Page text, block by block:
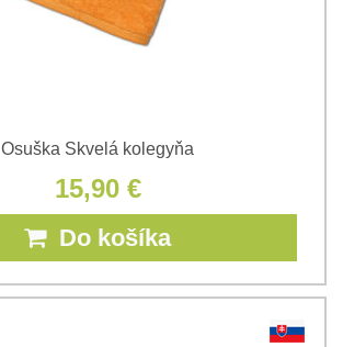
Osuška Skvelá kolegyňa
15,90 €
Do košíka